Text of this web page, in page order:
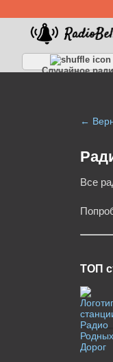
Случайное
←
Все
ТОП